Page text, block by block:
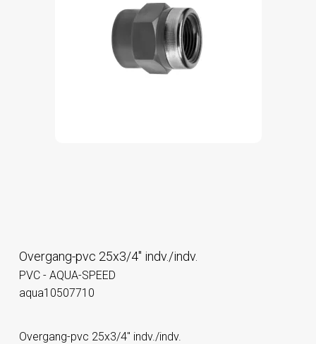
Overgang-pvc 25x3/4" indv./indv.
PVC - AQUA-SPEED
aqua10507710
Overgang-pvc 25x3/4" indv./indv.